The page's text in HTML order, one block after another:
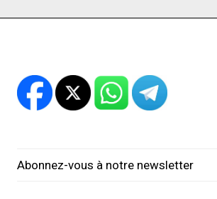
Abonnez-vous à notre newsletter